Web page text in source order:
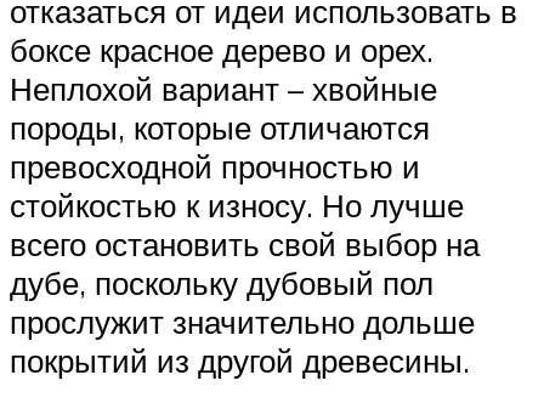
отказаться от идеи использовать в
боксе красное дерево и орех.
Неплохой вариант – хвойные
породы, которые отличаются
превосходной прочностью и
стойкостью к износу. Но лучше
всего остановить свой выбор на
дубе, поскольку дубовый пол
прослужит значительно дольше
покрытий из другой древесины.